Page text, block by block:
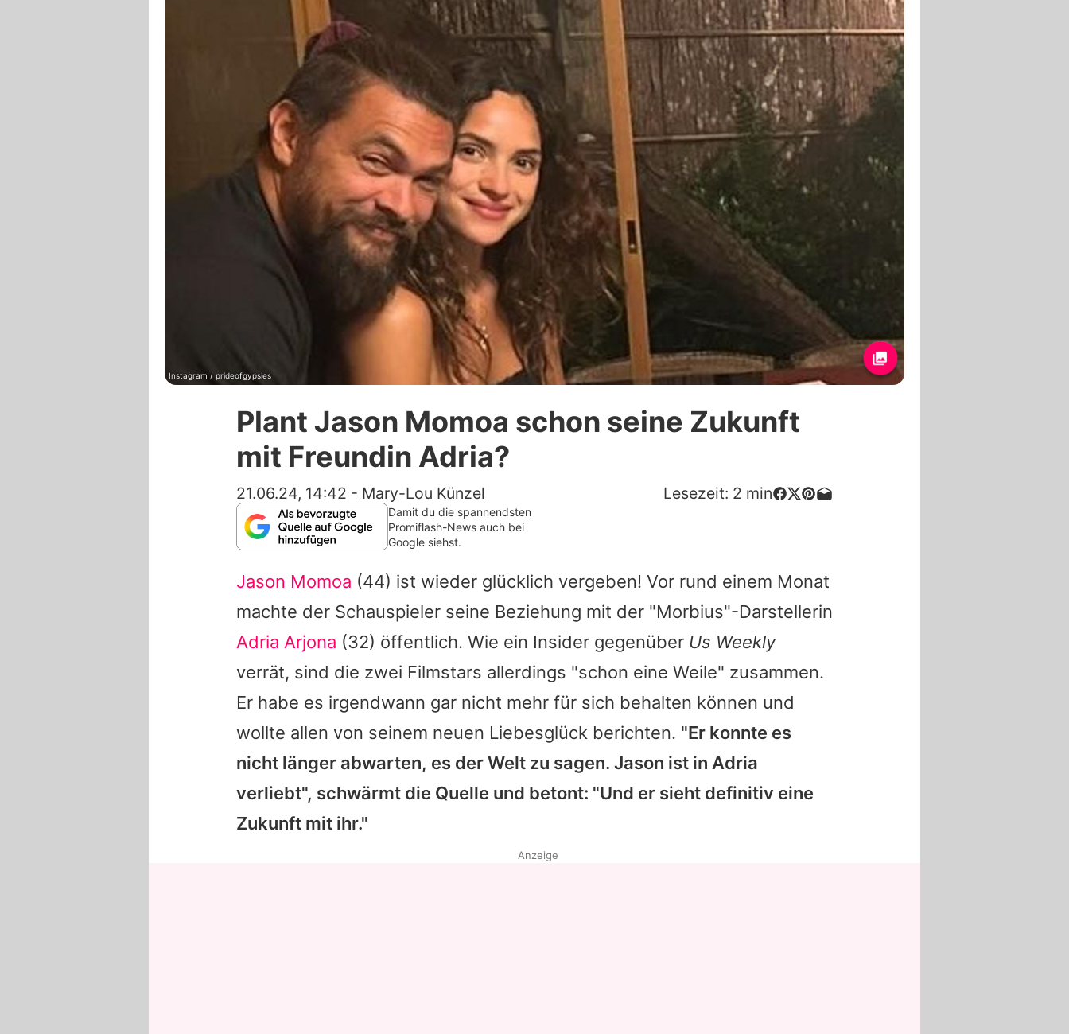
Filme & Serien
Lifestyle
Familie & Liebe
Promiflash Exklusiv
Alle Themen auf Promiflash
Jobs
App runterladen
Team
Redaktionelle Richtlinien
Impressum
Datenschutzerklärung
Nutzungsbedingungen
Utiq verwalten
Instagram / prideofgypsies
Plant Jason Momoa schon seine Zukunft
mit Freundin Adria?
21.06.24, 14:42 - Mary-Lou Künzel Lesezeit: 2 min
Damit du die spannendsten
Promiflash-News auch bei
Google siehst.
Jason Momoa (44) ist wieder glücklich vergeben! Vor rund einem Monat
machte der Schauspieler seine Beziehung mit der "Morbius"-Darstellerin
Adria Arjona (32) öffentlich. Wie ein Insider gegenüber Us Weekly
verrät, sind die zwei Filmstars allerdings "schon eine Weile" zusammen.
Er habe es irgendwann gar nicht mehr für sich behalten können und
wollte allen von seinem neuen Liebesglück berichten. "Er konnte es
nicht länger abwarten, es der Welt zu sagen. Jason ist in Adria
verliebt", schwärmt die Quelle und betont: "Und er sieht definitiv eine
Zukunft mit ihr."
Anzeige